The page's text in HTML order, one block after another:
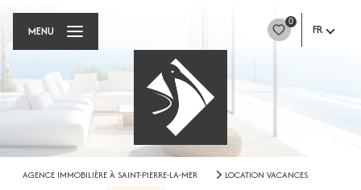
0
FR
MENU
AGENCE IMMOBILIÈRE À SAINT-PIERRE-LA-MER
LOCATION VACANCES